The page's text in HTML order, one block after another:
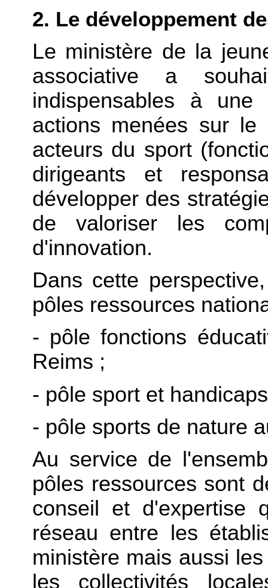
2. Le développement
Le ministère de la
associative a
indispensables à une
actions menées sur le
acteurs du sport
dirigeants et
développer des
de valoriser les
d'innovation.
Dans cette
pôles ressources
- pôle fonctions
Reims ;
- pôle sport et
- pôle sports de nature
Au service de
pôles ressources sont
conseil et d'expertise
réseau entre les
ministère mais aussi
les collectivités